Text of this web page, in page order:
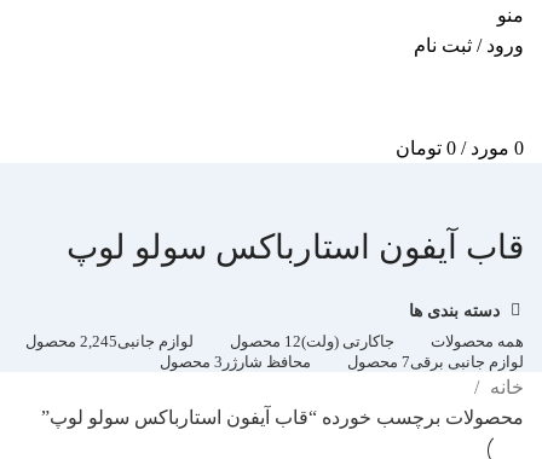
منو
ورود / ثبت نام
0 مورد /
0 تومان
قاب آیفون استارباکس سولو لوپ
دسته بندی ها
همه محصولات جاکارتی (ولت)12 محصول لوازم جانبی2,245 محصول
لوازم جانبی برقی7 محصول محافظ شارژر 3 محصول
خانه
محصولات برچسب خورده “قاب آیفون استارباکس سولو لوپ”